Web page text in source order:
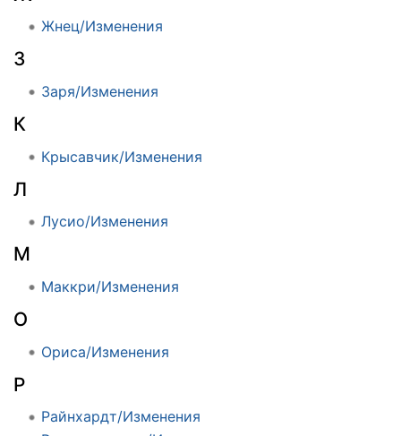
Жнец/Изменения
З
Заря/Изменения
К
Крысавчик/Изменения
Л
Лусио/Изменения
М
Маккри/Изменения
О
Ориса/Изменения
Р
Райнхардт/Изменения